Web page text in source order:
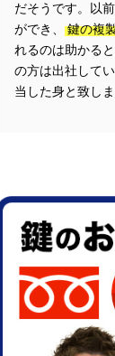
だそうです。以
ができ、
鍵の複
れるのは助かる
の方は出社して
当した身と致し